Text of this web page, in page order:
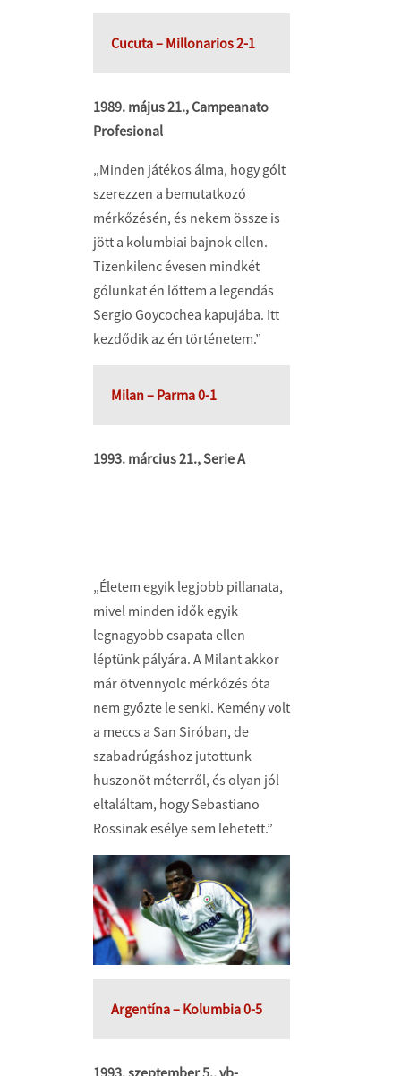
Cucuta – Millonarios 2-1
1989. május 21., Campeanato
Profesional
„Minden játékos álma, hogy gólt
szerezzen a bemutatkozó
mérkőzésén, és nekem össze is
jött a kolumbiai bajnok ellen.
Tizenkilenc évesen mindkét
gólunkat én lőttem a legendás
Sergio Goycochea kapujába. Itt
kezdődik az én történetem.”
Milan – Parma 0-1
1993. március 21., Serie A
„Életem egyik legjobb pillanata,
mivel minden idők egyik
legnagyobb csapata ellen
léptünk pályára. A Milant akkor
már ötvennyolc mérkőzés óta
nem győzte le senki. Kemény volt
a meccs a San Siróban, de
szabadrúgáshoz jutottunk
huszonöt méterről, és olyan jól
eltaláltam, hogy Sebastiano
Rossinak esélye sem lehetett.”
Argentína – Kolumbia 0-5